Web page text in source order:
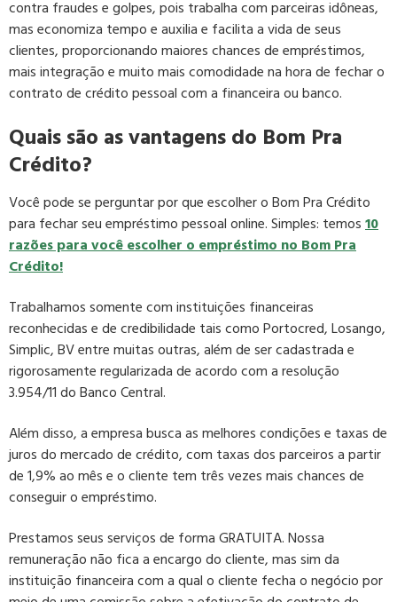
contra fraudes e golpes, pois trabalha com parceiras idôneas,
mas economiza tempo e auxilia e facilita a vida de seus
clientes, proporcionando maiores chances de empréstimos,
mais integração e muito mais comodidade na hora de fechar o
contrato de crédito pessoal com a financeira ou banco.
Quais são as vantagens do Bom Pra
Crédito?
Você pode se perguntar por que escolher o Bom Pra Crédito
para fechar seu empréstimo pessoal online. Simples: temos10
razões para você escolher o empréstimo no Bom Pra
Crédito!
Trabalhamos somente com instituições financeiras
reconhecidas e de credibilidade tais como Portocred, Losango,
Simplic, BV entre muitas outras, além de ser cadastrada e
rigorosamente regularizada de acordo com a resolução
3.954/11 do Banco Central.
Além disso, a empresa busca as melhores condições e taxas de
juros do mercado de crédito, com taxas dos parceiros a partir
de 1,9% ao mês e o cliente tem três vezes mais chances de
conseguir o empréstimo.
Prestamos seus serviços de forma GRATUITA. Nossa
remuneração não fica a encargo do cliente, mas sim da
instituição financeira com a qual o cliente fecha o negócio por